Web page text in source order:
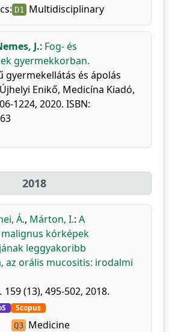
D1 Multidisciplinary
J.: Fog- és
gyermekkorban.
gyermekellátás és ápolás
Enikő, Medicína Kiadó,
1224, 2020. ISBN:
2018
Á., Márton, I.: A
kórképek
leggyakoribb
az orális mucositis: irodalmi
159 (13), 495-502, 2018.
Scopus
Q3 Medicine